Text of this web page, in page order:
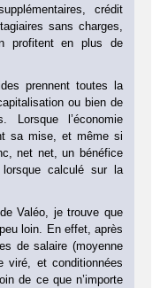
crédit
sans charges,
profitent en plus de
prennent toutes la
ou bien de
Lorsque l’économie
sa mise, et même si
net net, un bénéfice
calculé sur la
Valéo, je trouve que
loin. En effet, après
de salaire (moyenne
viré, et conditionnées
de ce que n’importe